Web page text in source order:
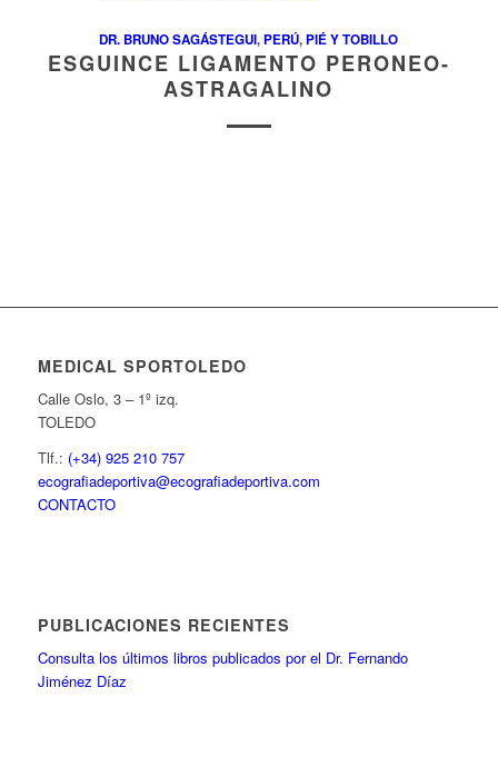
DR. BRUNO SAGÁSTEGUI,PERÚ,PIÉ Y TOBILLO
ESGUINCE LIGAMENTO PERONEO-
ASTRAGALINO
MEDICAL SPORTOLEDO
Calle Oslo, 3 – 1º izq.
TOLEDO
Tlf.: (+34) 925 210 757
ecografiadeportiva@ecografiadeportiva.com
CONTACTO
PUBLICACIONES RECIENTES
Consulta los últimos libros publicados por el Dr. Fernando
Jiménez Díaz